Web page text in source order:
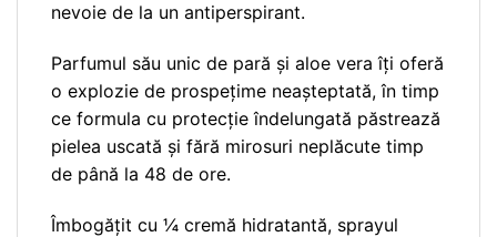
nevoie de la un antiperspirant.
Parfumul său unic de pară și aloe vera îți oferă
o explozie de prospețime neașteptată, în timp
ce formula cu protecție îndelungată păstrează
pielea uscată și fără mirosuri neplăcute timp
de până la 48 de ore.
Îmbogățit cu ¼ cremă hidratantă, sprayul